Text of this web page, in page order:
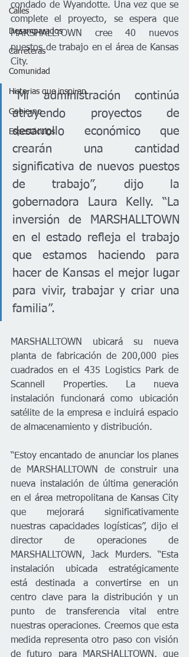
Calles
Desamparados
Carreteras
Comunidad
Historias que inspiran
Gobierno
Espectáculos
condado de Wyandotte. Una vez que se
complete el proyecto, se espera que
MARSHALLTOWN cree 40 nuevos
puestos de trabajo en el área de Kansas
City.
“Mi administración continúa
atrayendo proyectos de
desarrollo económico que
crearán una cantidad
significativa de nuevos puestos
de trabajo”, dijo la
gobernadora Laura Kelly. “La
inversión de MARSHALLTOWN
en el estado refleja el trabajo
que estamos haciendo para
hacer de Kansas el mejor lugar
para vivir, trabajar y criar una
familia”.
MARSHALLTOWN ubicará su nueva
planta de fabricación de 200,000 pies
cuadrados en el 435 Logistics Park de
Scannell Properties. La nueva
instalación funcionará como ubicación
satélite de la empresa e incluirá espacio
de almacenamiento y distribución.
“Estoy encantado de anunciar los planes
de MARSHALLTOWN de construir una
nueva instalación de última generación
en el área metropolitana de Kansas City
que mejorará significativamente
nuestras capacidades logísticas”, dijo el
director de operaciones de
MARSHALLTOWN, Jack Murders. “Esta
instalación ubicada estratégicamente
está destinada a convertirse en un
centro clave para la distribución y un
punto de transferencia vital entre
nuestras operaciones. Creemos que esta
medida representa otro paso con visión
de futuro para MARSHALLTOWN, que